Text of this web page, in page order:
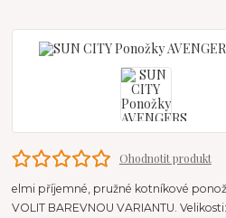
Ohodnotit produkt
elmi příjemné, pružné kotníkové
VOLIT BAREVNOU VARIANTU.